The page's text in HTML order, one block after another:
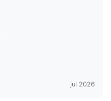
jul 2026